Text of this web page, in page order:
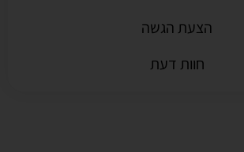
הצעת הגשה
חוות דעת